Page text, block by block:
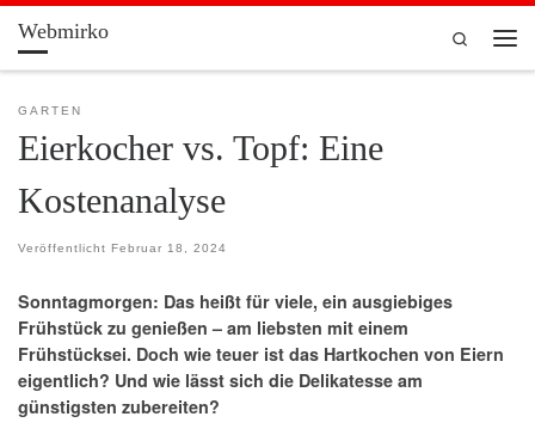
Zum Inhalt springen
Webmirko
Search
GARTEN
Eierkocher vs. Topf: Eine
Kostenanalyse
Veröffentlicht Februar 18, 2024
Sonntagmorgen: Das heißt für viele, ein ausgiebiges
Frühstück zu genießen – am liebsten mit einem
Frühstücksei. Doch wie teuer ist das Hartkochen von Eiern
eigentlich? Und wie lässt sich die Delikatesse am
günstigsten zubereiten?